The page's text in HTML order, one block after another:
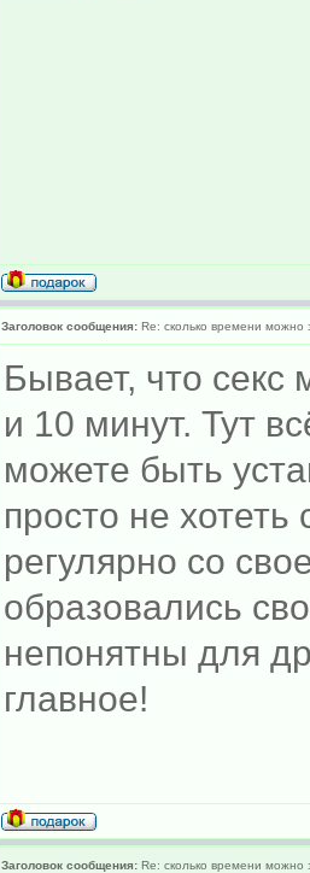
Заголовок сообщения: Re: сколько времени можно
Бывает, что секс
и 10 минут. Тут
можете быть
просто не
регулярно со
образовались
непонятны для
главное!
Заголовок сообщения: Re: сколько времени можно